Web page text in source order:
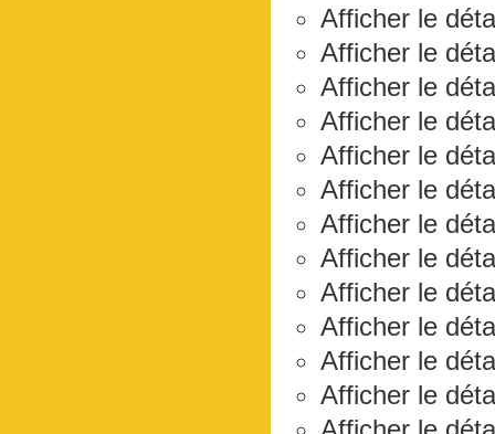
Afficher le
Afficher le
Afficher le
Afficher le
Afficher le
Afficher le
Afficher le
Afficher le
Afficher le
Afficher le
Afficher le
Afficher le